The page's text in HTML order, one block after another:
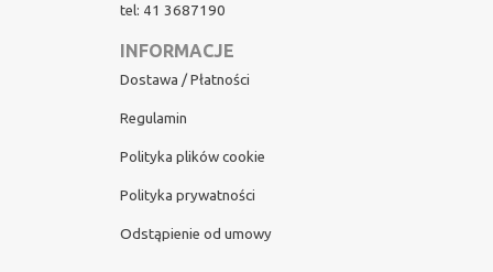
tel: 41 3687190
INFORMACJE
Dostawa / Płatności
Regulamin
Polityka plików cookie
Polityka prywatności
Odstąpienie od umowy